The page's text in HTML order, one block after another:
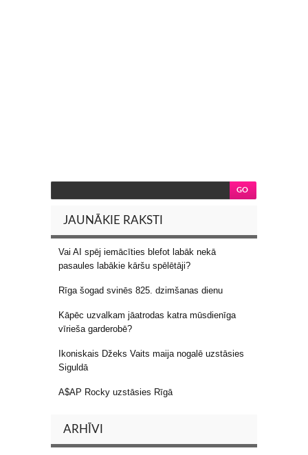
JAUNĀKIE RAKSTI
Vai AI spēj iemācīties blefot labāk nekā
pasaules labākie kāršu spēlētāji?
Rīga šogad svinēs 825. dzimšanas dienu
Kāpēc uzvalkam jāatrodas katra mūsdienīga
vīrieša garderobē?
Ikoniskais Džeks Vaits maija nogalē uzstāsies
Siguldā
A$AP Rocky uzstāsies Rīgā
ARHĪVI